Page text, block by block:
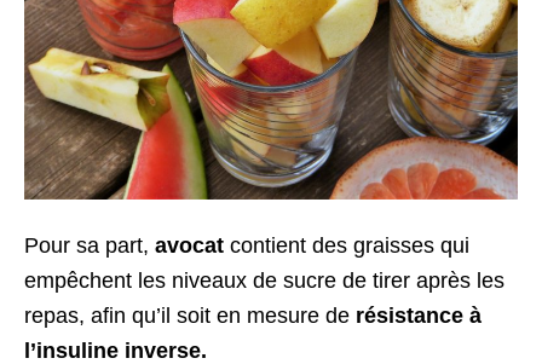
Pour sa part, avocat contient des graisses qui
empêchent les niveaux de sucre de tirer après les
repas, afin qu’il soit en mesure de résistance à
l’insuline inverse.